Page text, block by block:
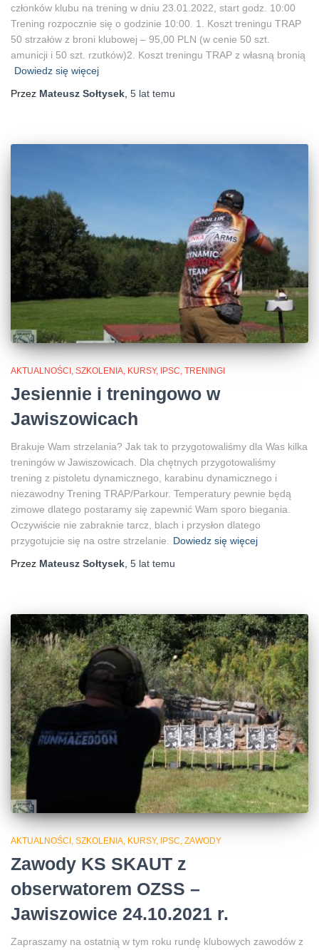
członków klubu na trening w dniu 23.01.2022, start godz. 10:00
Trening rozpocznie się o godzinie 10:00. 1. Koszt treningu TRAP
50 strzałów z broni klubowej – 95,00 PLN (w cenie 50 szt.
amunicji i 50 szt. rzutków)2. Koszt treningu TRAP z własną bronią
Dowiedz się więcej
Przez Mateusz Sołtysek, 5 lat temu
AKTUALNOŚCI, SZKOLENIA, KURSY, IPSC TRENINGI
Jesiennie i treningowo w
Jawiszowicach
Brakuje Wam strzelania? Jak tak to przygotowaliśmy dla Was kilka
treningów w Jawiszowicach. Dla chętnych przygotowaliśmy
trening z pistoletu dynamicznego, karabinu dynamicznego i
niezawodny Trening TRAP/Parkour. Temperatury pewnie będą
zimowe dlatego postaramy się zapewnić Wam sporo biegania.
Oczywiście nie zabraknie tarcz, blach i przysłon dlatego
przygotujcie się na ostre strzelanie.
Dowiedz się więcej
Przez Mateusz Sołtysek 5 lat temu
AKTUALNOŚCI, SZKOLENIA, KURSY, IPSC ZAWODY
Zawody KS SKAUT z
obserwatorem OZSS –
Jawiszowice 24.10.2021 r.
Zapraszamy na ostatnią w tym roku rundę klubowych zawodów z